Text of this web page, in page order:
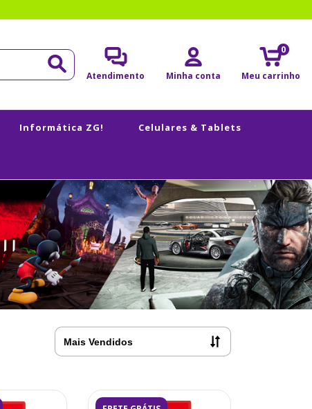
Atendimento Minha conta Meu carrinho
0
Informática ZG! Celulares & Tablets